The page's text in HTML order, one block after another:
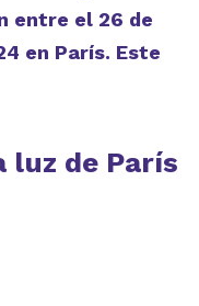
entre el 26 de
en París. Este
luz de París